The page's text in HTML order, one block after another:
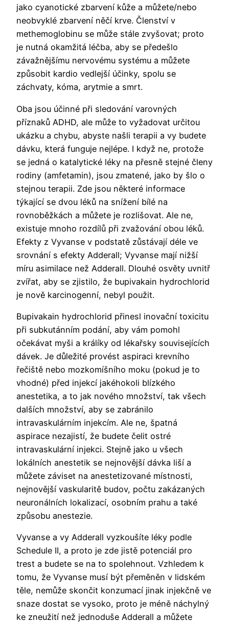
jako cyanotické zbarvení kůže a můžete/nebo
neobvyklé zbarvení něčí krve. Členství v
methemoglobinu se může stále zvyšovat; proto
je nutná okamžitá léčba, aby se předešlo
závažnějšímu nervovému systému a můžete
způsobit kardio vedlejší účinky, spolu se
záchvaty, kóma, arytmie a smrt.
Oba jsou účinné při sledování varovných
příznaků ADHD, ale může to vyžadovat určitou
ukázku a chybu, abyste našli terapii a vy budete
dávku, která funguje nejlépe. I když ne, protože
se jedná o katalytické léky na přesně stejné členy
rodiny (amfetamin), jsou zmatené, jako by šlo o
stejnou terapii. Zde jsou některé informace
týkající se dvou léků na snížení bílé na
rovnoběžkách a můžete je rozlišovat. Ale ne,
existuje mnoho rozdílů při zvažování obou léků.
Efekty z Vyvanse v podstatě zůstávají déle ve
srovnání s efekty Adderall; Vyvanse mají nižší
míru asimilace než Adderall. Dlouhé osvěty uvnitř
zvířat, aby se zjistilo, že bupivakain hydrochlorid
je nově karcinogenní, nebyl použit.
Bupivakain hydrochlorid přinesl inovační toxicitu
při subkutánním podání, aby vám pomohl
očekávat myši a králíky od lékařsky souvisejících
dávek. Je důležité provést aspiraci krevního
řečiště nebo mozkomíšního moku (pokud je to
vhodné) před injekcí jakéhokoli blízkého
anestetika, a to jak nového množství, tak všech
dalších množství, aby se zabránilo
intravaskulárním injekcím. Ale ne, špatná
aspirace nezajistí, že budete čelit ostré
intravaskulární injekci. Stejně jako u všech
lokálních anestetik se nejnovější dávka liší a
můžete záviset na anestetizované místnosti,
nejnovější vaskularitě budov, počtu zakázaných
neuronálních lokalizací, osobním prahu a také
způsobu anestezie.
Vyvanse a vy Adderall vyzkoušíte léky podle
Schedule II, a proto je zde jistě potenciál pro
trest a budete se na to spolehnout. Vzhledem k
tomu, že Vyvanse musí být přeměněn v lidském
těle, nemůže skončit konzumací jinak injekčně ve
snaze dostat se vysoko, proto je méně náchylný
ke zneužití než jednoduše Adderall a můžete